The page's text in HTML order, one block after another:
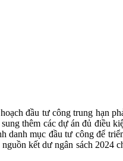
đầu tư công trung hạn
thêm các dự án đủ điều
mục đầu tư công để
kết dư ngân sách 2024